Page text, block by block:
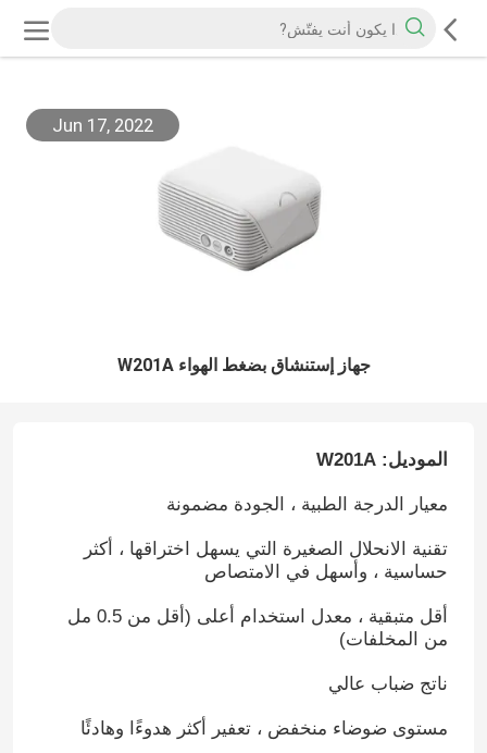
Jun 17, 2022
جهاز إستنشاق بضغط الهواء W201A
الموديل: W201A
معيار الدرجة الطبية ، الجودة مضمونة
تقنية الانحلال الصغيرة التي يسهل اختراقها ، أكثر
حساسية ، وأسهل في الامتصاص
أقل متبقية ، معدل استخدام أعلى (أقل من 0.5 مل
من المخلفات)
ناتج ضباب عالي
مستوى ضوضاء منخفض ، تعفير أكثر هدوءًا وهادئًا